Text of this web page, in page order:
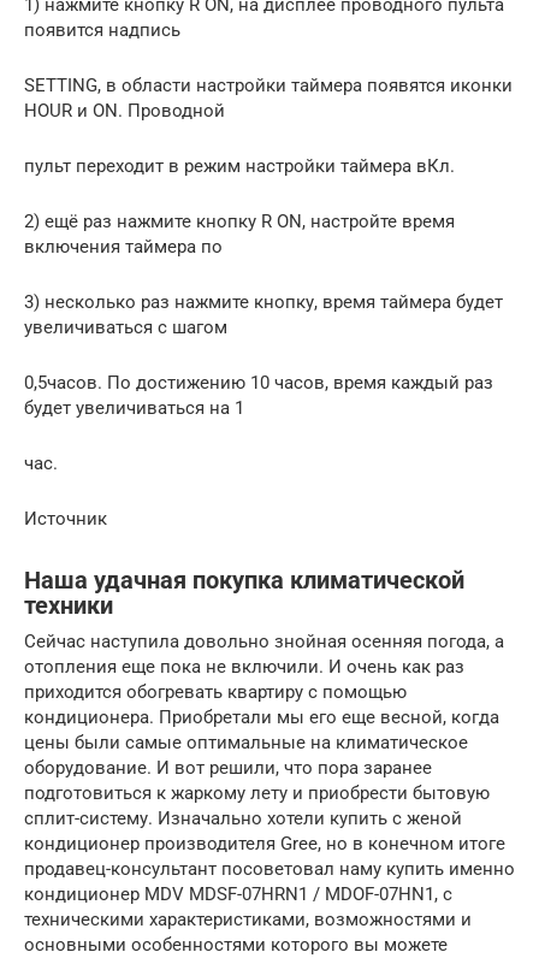
1) нажмите кнопку R ON, на дисплее проводного пульта
появится надпись
SETTING, в области настройки таймера появятся иконки
HOUR и ON. Проводной
пульт переходит в режим настройки таймера вКл.
2) ещё раз нажмите кнопку R ON, настройте время
включения таймера по
3) несколько раз нажмите кнопку, время таймера будет
увеличиваться с шагом
0,5часов. По достижению 10 часов, время каждый раз
будет увеличиваться на 1
час.
Источник
Наша удачная покупка климатической
техники
Сейчас наступила довольно знойная осенняя погода, а
отопления еще пока не включили. И очень как раз
приходится обогревать квартиру с помощью
кондиционера. Приобретали мы его еще весной, когда
цены были самые оптимальные на климатическое
оборудование. И вот решили, что пора заранее
подготовиться к жаркому лету и приобрести бытовую
сплит-систему. Изначально хотели купить с женой
кондиционер производителя Gree, но в конечном итоге
продавец-консультант посоветовал наму купить именно
кондиционер MDV MDSF-07HRN1 / MDOF-07HN1, с
техническими характеристиками, возможностями и
основными особенностями которого вы можете